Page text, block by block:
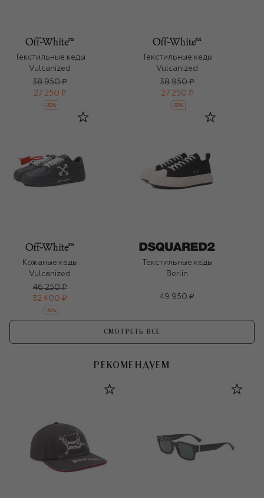
Текстильные кеды
Vulcanized
38 950 ₽
27 250 ₽
-30%
Текстильные кеды
Vulcanized
38 950 ₽
27 250 ₽
-30%
Кожаные кеды
Vulcanized
46 250 ₽
32 400 ₽
-30%
Текстильные кеды
Berlin
49 950 ₽
СМОТРЕТЬ ВСЕ
РЕКОМЕНДУЕМ